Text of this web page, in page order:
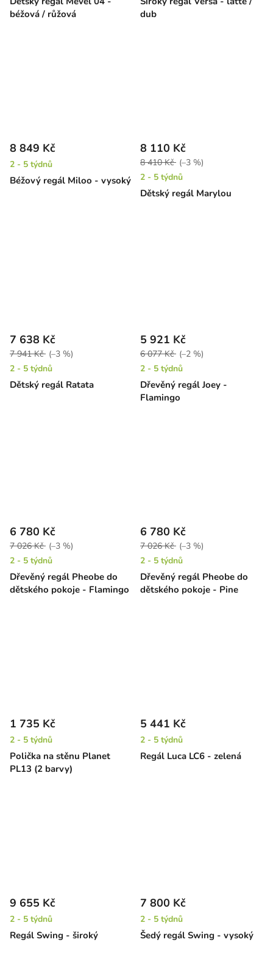
béžová / růžová
dub
Béžový regál Miloo - vysoký
8 849 Kč
2 - 5 týdnů
Dětský regál Marylou
8 110 Kč
8 410 Kč (–3 %)
2 - 5 týdnů
Dětský regál Ratata
7 638 Kč
7 941 Kč (–3 %)
2 - 5 týdnů
Dřevěný regál Joey -
Flamingo
5 921 Kč
6 077 Kč (–2 %)
2 - 5 týdnů
Dřevěný regál Pheobe do
dětského pokoje - Flamingo
6 780 Kč
7 026 Kč (–3 %)
2 - 5 týdnů
Dřevěný regál Pheobe do
dětského pokoje - Pine
6 780 Kč
7 026 Kč (–3 %)
2 - 5 týdnů
Polička na stěnu Planet
PL13 (2 barvy)
1 735 Kč
2 - 5 týdnů
Regál Luca LC6 - zelená
5 441 Kč
2 - 5 týdnů
Regál Swing - široký
9 655 Kč
2 - 5 týdnů
Šedý regál Swing - vysoký
7 800 Kč
2 - 5 týdnů